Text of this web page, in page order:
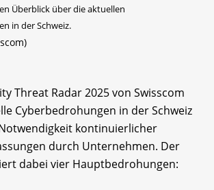
Überblick über die aktuellen
in der Schweiz.
Threat Radar 2025 von Swisscom
Cyberbedrohungen in der Schweiz
kontinuierlicher
durch Unternehmen. Der
dabei vier Hauptbedrohungen: